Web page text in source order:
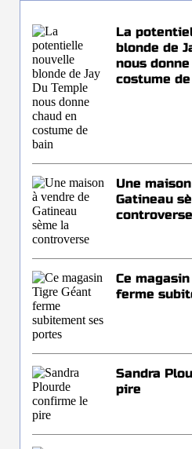
La
blonde de
nous
costume
Une
Gatineau
controverse
Ce
ferme
Sandra
pire